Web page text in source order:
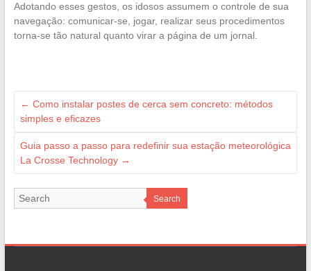
Adotando esses gestos, os idosos assumem o controle de sua
navegação: comunicar-se, jogar, realizar seus procedimentos
torna-se tão natural quanto virar a página de um jornal.
← Como instalar postes de cerca sem concreto: métodos
simples e eficazes
Guia passo a passo para redefinir sua estação meteorológica
La Crosse Technology →
Search